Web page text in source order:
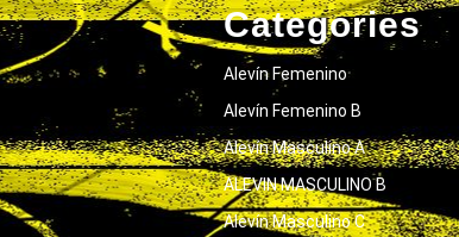
Categories
Alevín Femenino
Alevín Femenino B
Alevín Masculino A
ALEVIN MASCULINO B
Alevín Masculino C